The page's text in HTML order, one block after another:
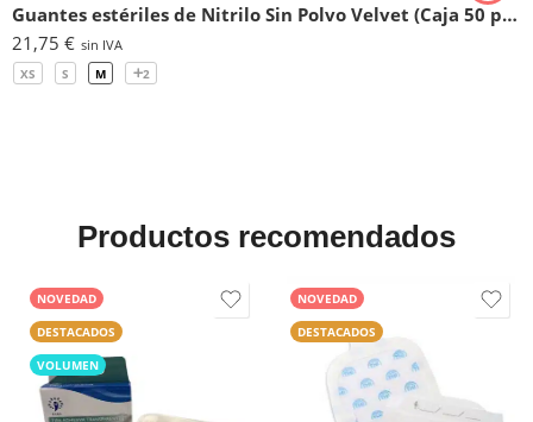
Guantes estériles de Nitrilo Sin Polvo Velvet (Caja 50 pares)
21,75 € sin IVA
XS S M 2
Productos recomendados
NOVEDAD
DESTACADOS
VOLUMEN
NOVEDAD
DESTACADOS